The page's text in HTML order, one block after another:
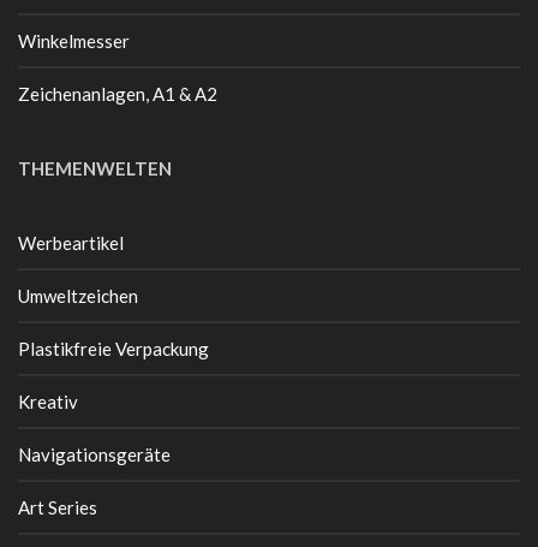
Winkelmesser
Zeichenanlagen, A1 & A2
THEMENWELTEN
Werbeartikel
Umweltzeichen
Plastikfreie Verpackung
Kreativ
Navigationsgeräte
Art Series